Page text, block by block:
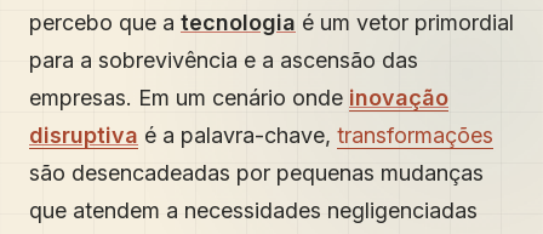
percebo que a tecnologia é um vetor primordial
para a sobrevivência e a ascensão das
empresas. Em um cenário onde inovação
disruptiva é a palavra-chave, transformações
são desencadeadas por pequenas mudanças
que atendem a necessidades negligenciadas